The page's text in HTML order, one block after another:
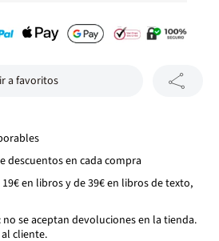
a favoritos
descuentos en cada compra
en libros y de 39€ en libros de texto,
se aceptan devoluciones en la tienda.
cliente.